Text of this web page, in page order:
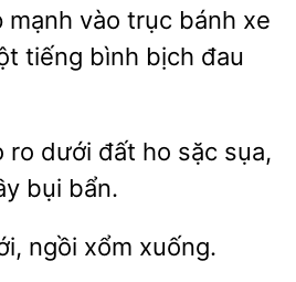
mạnh
bánh xe
tiếng bình
đau
ro dưới
ho sặc sụa,
bụi bẩn.
xổm xuống.